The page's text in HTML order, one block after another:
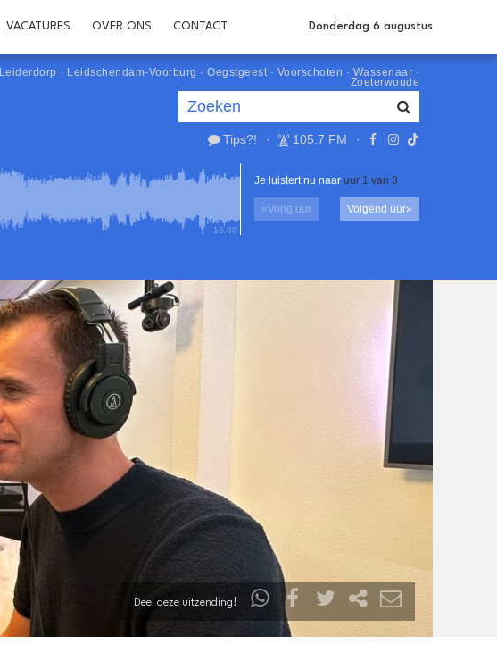
VACATURES OVER ONS CONTACT Donderdag 6 augustus
Leiderdorp · Leidschendam-Voorburg · Oegstgeest· Voorschoten · Wassenaar ·
Zoeterwoude
Tips?! · 105.7 FM ·
16.00
Je luistert nu naar uur 1 van 3
«Vorig uur Volgend uur»
Deel deze uitzending!